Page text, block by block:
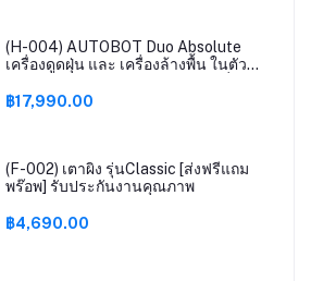
(H-004) AUTOBOT Duo Absolute
เครื่องดูดฝุ่น และ เครื่องล้างพื้น ในตัว
ปี
฿17,990.00
(F-002) เตาผิง รุ่นClassic​ [ส่งฟรีแถม
พร๊อพ] รับประกันงานคุณภาพ
฿4,690.00